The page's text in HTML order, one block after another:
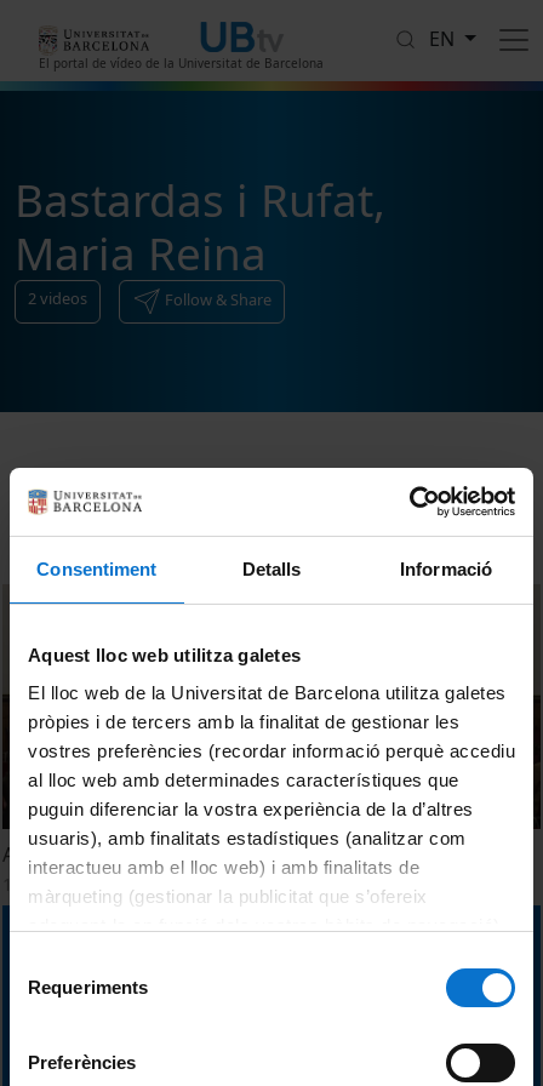
Consentiment Detalls Informació
Aquest lloc web utilitza galetes
El lloc web de la Universitat de Barcelona utilitza galetes
pròpies i de tercers amb la finalitat de gestionar les
vostres preferències (recordar informació perquè accediu
al lloc web amb determinades característiques que
puguin diferenciar la vostra experiència de la d’altres
usuaris), amb finalitats estadístiques (analitzar com
interactueu amb el lloc web) i amb finalitats de
màrqueting (gestionar la publicitat que s’ofereix
consultar laPolítica de galetes del lloc web de la
Requeriments
Preferències
El portal de vídeo de la Universitat de Barcelona
EN
Bastardas i Rufat,
Maria Reina
2videos Follow & Share
Sort
Acte institucional en record de la Dra. Gemma Avenoza